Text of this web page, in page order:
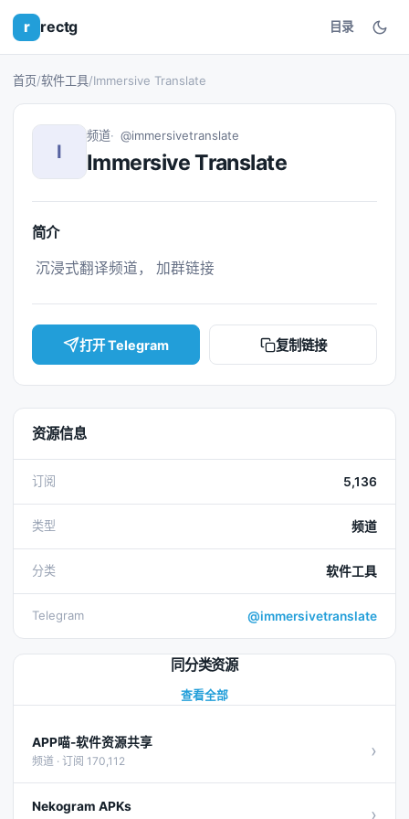
r rectg 目录
首页/软件工具/Immersive Translate
I
频道 @immersivetranslate
Immersive Translate
简介
沉浸式翻译频道， 加群链接
打开 Telegram 复制链接
资源信息
订阅 5,136
类型 频道
分类 软件工具
Telegram @immersivetranslate
同分类资源
查看全部
APP喵-软件资源共享
频道 · 订阅 170,112 ›
Nekogram APKs ›